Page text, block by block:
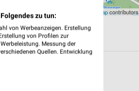
Leaflet OpenStreetMapcontributors
MIT GOOGLE/IOS MAPS
zu tun:
von Werbeanzeigen. Erstellung
von Profilen zur
Messung der
Quellen. Entwicklung